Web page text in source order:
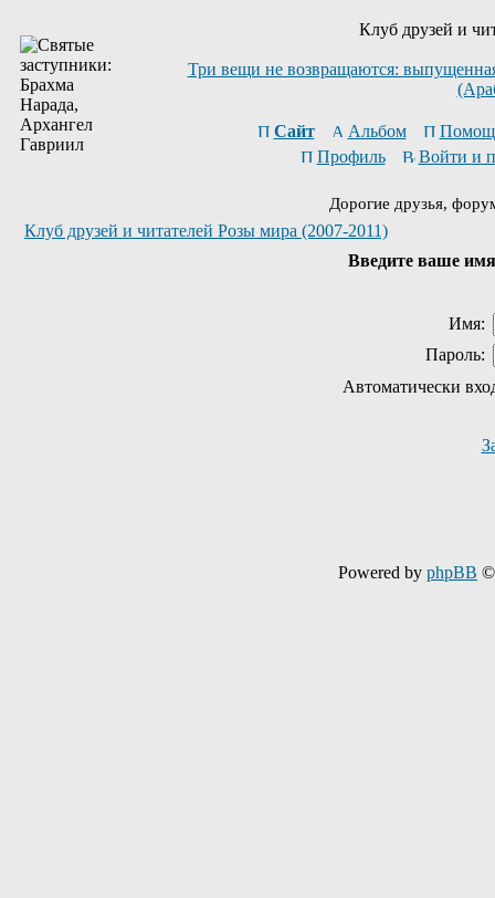
Клуб друзей и
Три вещи не возвращаются:
Сайт Альбом
Профиль
Войти и
Дорогие друзья,
Клуб друзей и читателей Розы мира (2007-2011)
Введите ваше
Имя:
Пароль:
Автоматически
Powered by phpBB ©